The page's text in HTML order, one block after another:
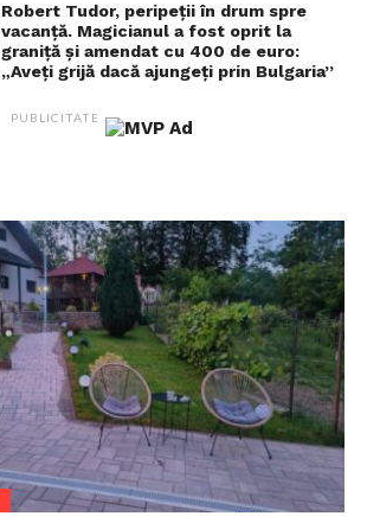
Robert Tudor, peripeții în drum spre
vacanță. Magicianul a fost oprit la
graniță și amendat cu 400 de euro:
„Aveți grijă dacă ajungeți prin Bulgaria”
PUBLICITATE